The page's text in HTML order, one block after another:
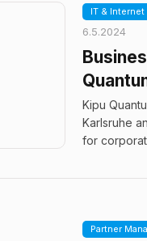
IT & Internet
6.5.2024
Kipu
Karlsruhe
for
Partner